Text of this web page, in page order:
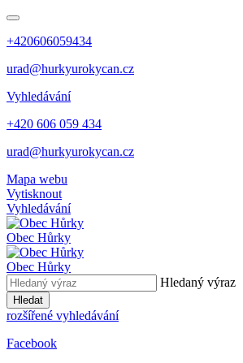
+420606059434
urad@hurkyurokycan.cz
Vyhledávání
+420 606 059 434
urad@hurkyurokycan.cz
Mapa webu
Vytisknout
Vyhledávání
Obec Hůrky
Obec Hůrky
Hledaný výraz
Hledat
rozšířené vyhledávání
Facebook